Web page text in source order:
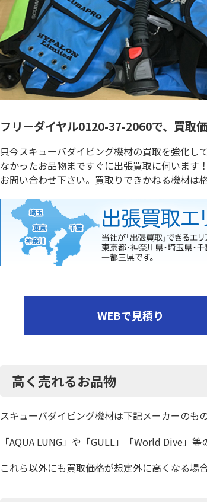
フリーダイヤル0120-37-2060で、買取
只今スキューバダイビング機材の買取を強化し
なかったお品物まですぐに出張買取に伺います
お問い合わせ下さい。買取りできかねる機材は
WEBで見積り
高く売れるお品物
スキューバダイビング機材は下記メーカーのも
「AQUA LUNG」や「GULL」「World Dive」等
これら以外にも買取価格が想定外に高くなる場